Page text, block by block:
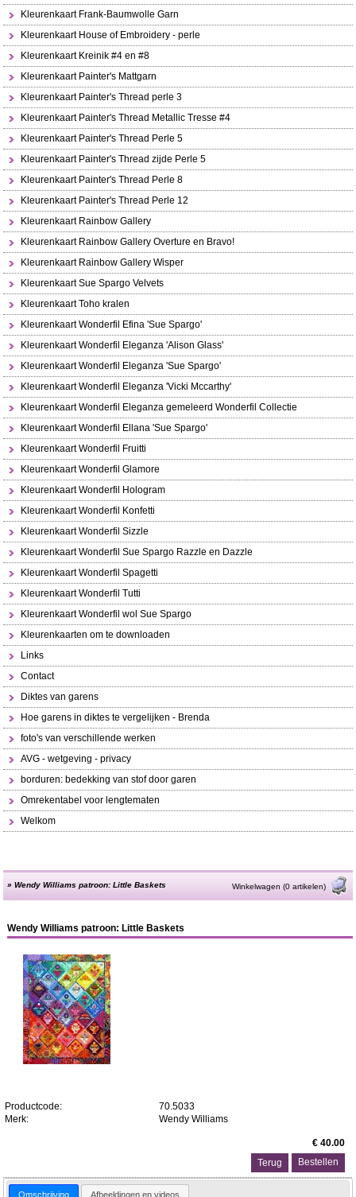
Kleurenkaart Frank-Baumwolle Garn
Kleurenkaart House of Embroidery - perle
Kleurenkaart Kreinik #4 en #8
Kleurenkaart Painter's Mattgarn
Kleurenkaart Painter's Thread perle 3
Kleurenkaart Painter's Thread Metallic Tresse #4
Kleurenkaart Painter's Thread Perle 5
Kleurenkaart Painter's Thread zijde Perle 5
Kleurenkaart Painter's Thread Perle 8
Kleurenkaart Painter's Thread Perle 12
Kleurenkaart Rainbow Gallery
Kleurenkaart Rainbow Gallery Overture en Bravo!
Kleurenkaart Rainbow Gallery Wisper
Kleurenkaart Sue Spargo Velvets
Kleurenkaart Toho kralen
Kleurenkaart Wonderfil Efina 'Sue Spargo'
Kleurenkaart Wonderfil Eleganza 'Alison Glass'
Kleurenkaart Wonderfil Eleganza 'Sue Spargo'
Kleurenkaart Wonderfil Eleganza 'Vicki Mccarthy'
Kleurenkaart Wonderfil Eleganza gemeleerd Wonderfil Collectie
Kleurenkaart Wonderfil Ellana 'Sue Spargo'
Kleurenkaart Wonderfil Fruitti
Kleurenkaart Wonderfil Glamore
Kleurenkaart Wonderfil Hologram
Kleurenkaart Wonderfil Konfetti
Kleurenkaart Wonderfil Sizzle
Kleurenkaart Wonderfil Sue Spargo Razzle en Dazzle
Kleurenkaart Wonderfil Spagetti
Kleurenkaart Wonderfil Tutti
Kleurenkaart Wonderfil wol Sue Spargo
Kleurenkaarten om te downloaden
Links
Contact
Diktes van garens
Hoe garens in diktes te vergelijken - Brenda
foto's van verschillende werken
AVG - wetgeving - privacy
borduren: bedekking van stof door garen
Omrekentabel voor lengtematen
Welkom
»Wendy Williams patroon: Little Baskets Winkelwagen (0 artikelen)
Wendy Williams patroon: Little Baskets
Productcode:
70.5033
Merk:
Wendy Williams
€ 40.00
Terug
Omschrijving Afbeeldingen en videos